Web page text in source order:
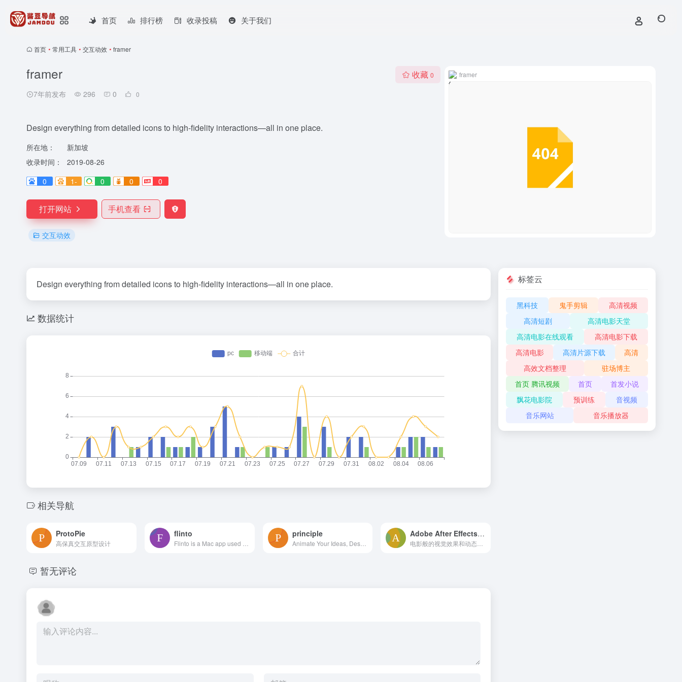
首页 排行榜 收录投稿 关于我们
首页 • 常用工具 • 交互动效 • framer
framer
7年前发布 296 0 0
收藏 0
Design everything from detailed icons to high-fidelity interactions—all in one place.
所在地：
新加坡
收录时间：
2019-08-26
0
1- 0 0 0
打开网站 手机查看
交互动效
framer
Design everything from detailed icons to high-fidelity interactions—all in one place.
数据统计
相关导航
ProtoPie
高保真交互原型设计
flinto principle
Animate Your Ideas, Design Better Apps
Adobe After Effects CC
暂无评论
标签云
黑科技 鬼手剪辑
高清视频
高清短剧
高清电影天堂
高清电影在线观看
高清电影下载
高清电影
高清片源下载
高清
高效文档整理
驻场博主
首页 腾讯视频
首页
首发小说
飘花电影院
预训练
音视频
音乐网站
音乐播放器